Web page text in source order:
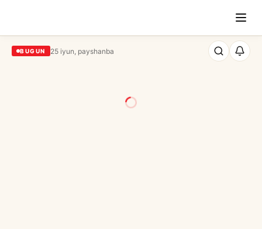
BUGUN 25 iyun, payshanba